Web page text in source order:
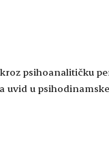
psihoanalitičku
u